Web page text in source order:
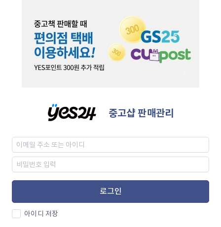
중고샵 판매관리
로그인
아이디 저장